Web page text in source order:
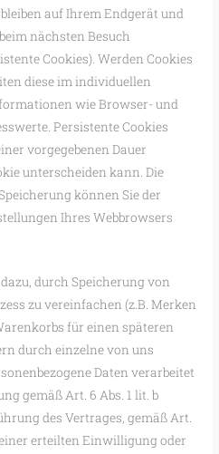
auf Ihrem Endgerät und
nächsten Besuch
Cookies). Werden Cookies
diese im individuellen
wie Browser- und
Persistente Cookies
vorgegebenen Dauer
unterscheiden kann. Die
können Sie der
Ihres Webbrowsers
durch Speicherung von
zu vereinfachen (z.B. Merken
für einen späteren
durch einzelne von uns
Daten verarbeitet
gemäß Art. 6 Abs. 1 lit. b
des Vertrages, gemäß Art.
einer erteilten Einwilligung oder